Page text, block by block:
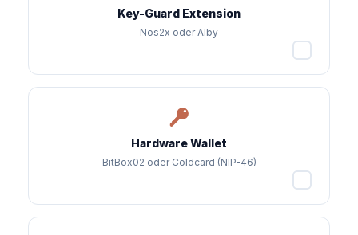
Key-Guard Extension
Nos2x oder Alby
Hardware Wallet
BitBox02 oder Coldcard (NIP-46)